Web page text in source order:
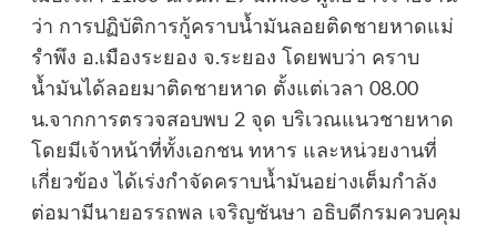
ว่า การปฏิบัติการกู้คราบน้ำมันลอยติดชายหาดแม่
รำพึง อ.เมืองระยอง จ.ระยอง โดยพบว่า คราบ
น้ำมันได้ลอยมาติดชายหาด ตั้งแต่เวลา 08.00
น.จากการตรวจสอบพบ 2 จุด บริเวณแนวชายหาด
โดยมีเจ้าหน้าที่ทั้งเอกชน ทหาร และหน่วยงานที่
เกี่ยวข้อง ได้เร่งกำจัดคราบน้ำมันอย่างเต็มกำลัง
ต่อมามีนายอรรถพล เจริญชันษา อธิบดีกรมควบคุม